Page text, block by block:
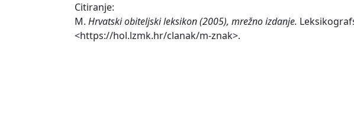
Citiranje:
M. Hrvatski obiteljski leksikon (2005), mrežno izdanje.
<https://hol.lzmk.hr/clanak/m-znak>.